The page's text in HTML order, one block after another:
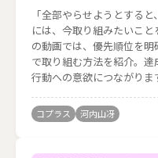
「全部やらせようとする
には、今取り組みたいこ
の動画では、優先順位を
で取り組む方法を紹介。
行動への意欲につながりま
コプラス 河内山冴